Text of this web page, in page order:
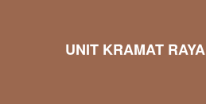
UNIT KRAMAT RAYA